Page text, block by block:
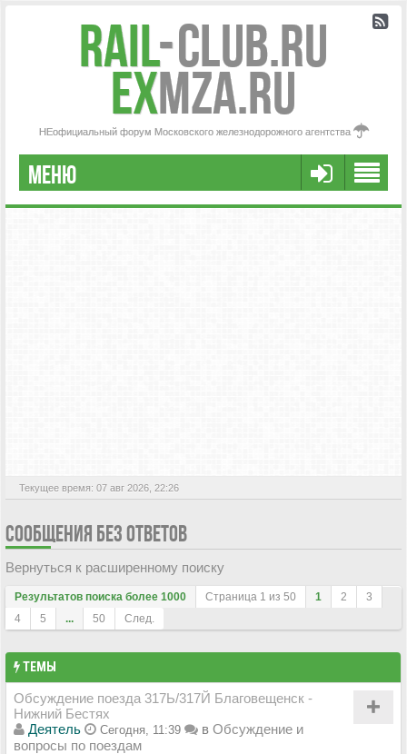
Rail-Club.RU
exMZA.RU
НЕофициальный форум Московского железнодорожного агентства
МЕНЮ
РЕГИСТРАЦИЯ
Текущее время: 07 авг 2026, 22:26
СООБЩЕНИЯ БЕЗ ОТВЕТОВ
Вернуться к расширенному поиску
Результатов поиска более 1000 Страница 1 из 50 1 2
3
4
5 ... 50 След.
ТЕМЫ
Обсуждение поезда 317Ь/317Й Благовещенск -
Нижний Бестях
Деятель
Сегодня, 11:39 в Обсуждение и
вопросы по поездам